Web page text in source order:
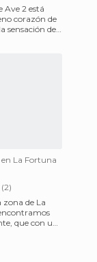
Ave 2 está
corazón de
sensación de
La Fortuna
(2)
zona de La
que con un